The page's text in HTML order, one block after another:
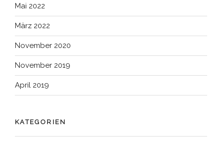
Mai 2022
März 2022
November 2020
November 2019
April 2019
KATEGORIEN